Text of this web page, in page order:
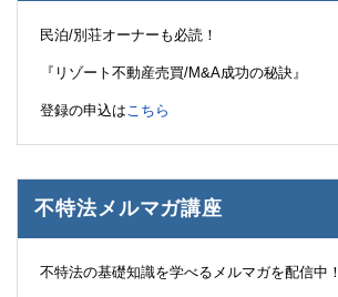
民泊/別荘オーナーも必読！
『リゾート不動産売買/M&A成功の秘訣』
登録の申込はこちら
不特法メルマガ講座
不特法の基礎知識を学べるメルマガを配信中！